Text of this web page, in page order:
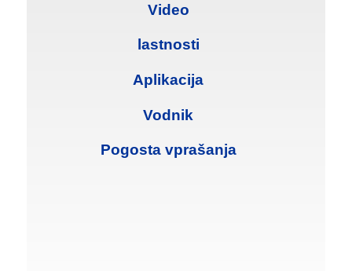
Video
lastnosti
Aplikacija
Vodnik
Pogosta vprašanja